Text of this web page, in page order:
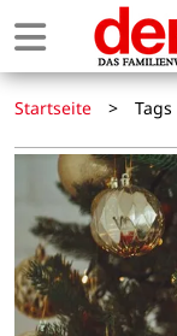
Startseite > Tags